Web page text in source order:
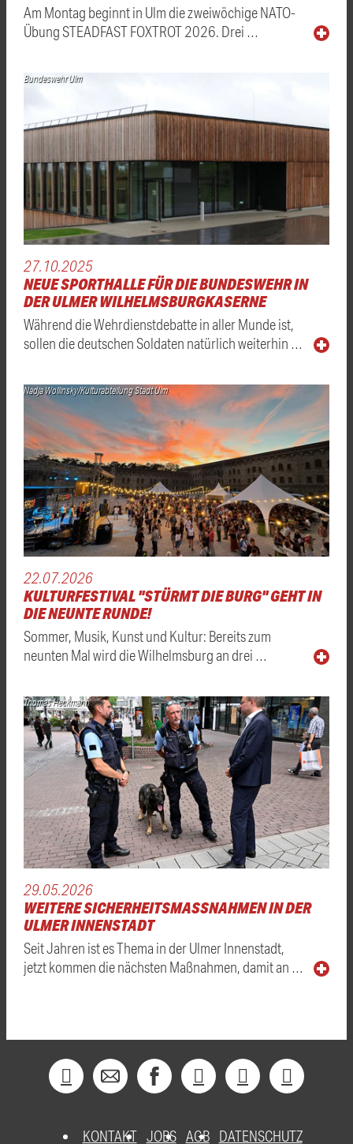
Am Montag beginnt in Ulm die zweiwöchige NATO-
Übung STEADFAST FOXTROT 2026. Drei …
Bundeswehr Ulm
27.10.2025
NEUE SPORTHALLE FÜR DIE BUNDESWEHR IN
DER ULMER WILHELMSBURGKASERNE
Während die Wehrdienstdebatte in aller Munde ist,
sollen die deutschen Soldaten natürlich weiterhin …
Nadja Wollinsky/Kulturabteilung Stadt Ulm
22.07.2026
KULTURFESTIVAL "STÜRMT DIE BURG" GEHT IN
DIE NEUNTE RUNDE!
Sommer, Musik, Kunst und Kultur: Bereits zum
neunten Mal wird die Wilhelmsburg an drei …
Thomas Heckmann
29.05.2026
WEITERE SICHERHEITSMASSNAHMEN IN DER U
LMER INNENSTADT
Seit Jahren ist es Thema in der Ulmer Innenstadt,
jetzt kommen die nächsten Maßnahmen, damit an …
KONTAKT JOBS AGB DATENSCHUTZ